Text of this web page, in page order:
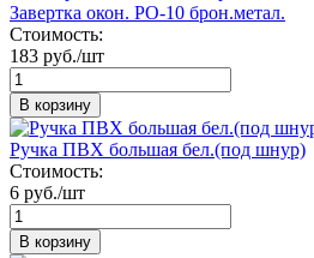
Завертка окон. РО-10 брон.метал.
Стоимость:
183 руб./шт
В корзину
Ручка ПВХ большая бел.(под шнур)
Стоимость:
6 руб./шт
В корзину